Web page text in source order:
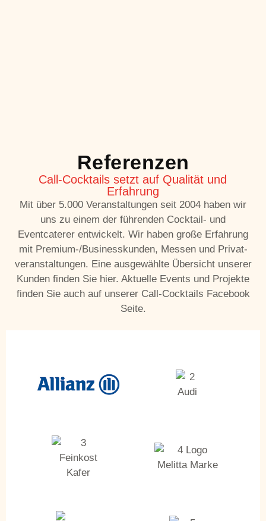
Referenzen
Call-Cocktails setzt auf Qualität und
Erfahrung
Mit über 5.000 Veranstaltungen seit 2004 haben wir
uns zu einem der führenden Cocktail- und
Eventcaterer entwickelt. Wir haben große Erfahrung
mit Premium-/Businesskunden, Messen und Privat-
veranstaltungen. Eine ausgewählte Übersicht unserer
Kunden finden Sie hier. Aktuelle Events und Projekte
finden Sie auch auf unserer Call-Cocktails Facebook
Seite.